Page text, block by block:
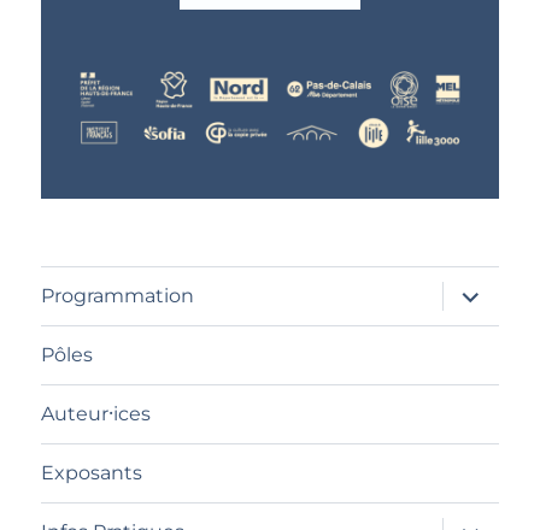
Programmation
ouvrir
le
sous-
Pôles
Auteur⸱ices
Exposants